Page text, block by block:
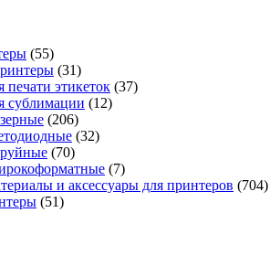
(55)
(31)
этикеток (37)
сублимации (12)
(206)
(32)
(70)
(7)
и аксессуары для принтеров (704)
(51)